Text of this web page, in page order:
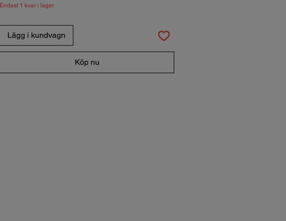
Endast 1 kvar i lager
Lägg i kundvagn
Köp nu